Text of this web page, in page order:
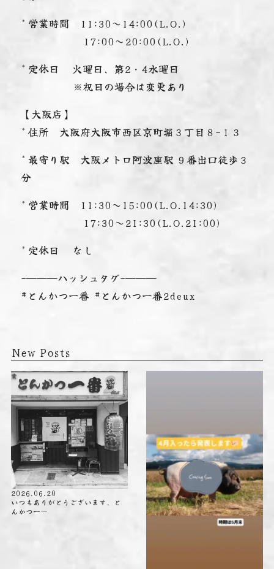
* 営業時間 11:30～14:00(L.O.)
17:00～20:00(L.O.)
* 定休日 火曜日、第2・4水曜日
※祝日の場合は変更あり
【大阪店】
* 住所 大阪府大阪市西区京町堀３丁目８−１３
* 最寄り駅 大阪メトロ阿波座駅 ９番出口徒歩３
分
* 営業時間 11:30～15:00(L.O.14:30)
17:30～21:30(L.O.21:00)
* 定休日 なし
-———ハッシュタグ-———
#とんかつ一番 #とんかつ一番2deux
New Posts
2026.06.20
いつもありがとうございます、と
んかつ一…